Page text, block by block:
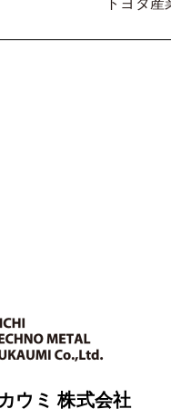
ウミ 株式会社